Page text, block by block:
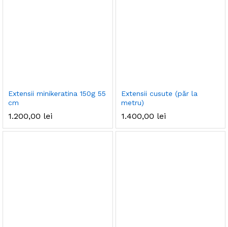
Extensii minikeratina 150g 55
cm
1.200,00 lei
Extensii cusute (păr la
metru)
1.400,00 lei